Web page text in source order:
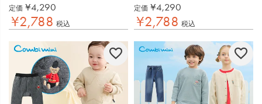
定価 ¥4,290
¥2,788 税込
定価 ¥4,290
¥2,788 税込